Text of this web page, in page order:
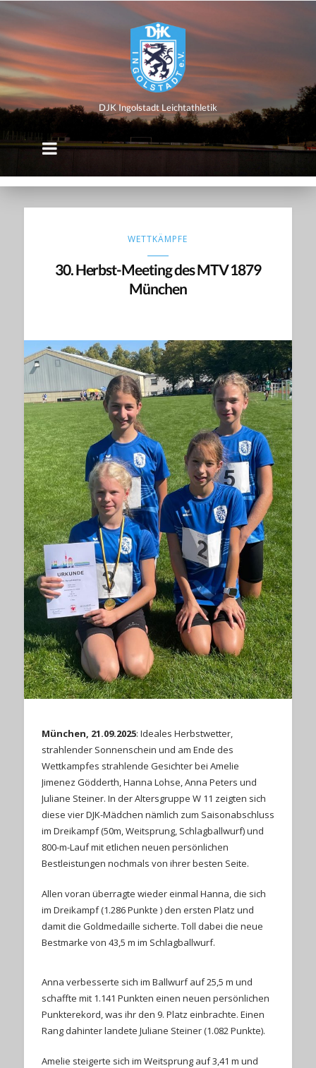
DJK
Ingolstadt
Leichtathletik
DJK Ingolstadt Leichtathletik
WETTKÄMPFE
30. Herbst-Meeting des MTV 1879
München
München, 21.09.2025: Ideales Herbstwetter,
strahlender Sonnenschein und am Ende des
Wettkampfes strahlende Gesichter bei Amelie
Jimenez Gödderth, Hanna Lohse, Anna Peters und
Juliane Steiner. In der Altersgruppe W 11 zeigten sich
diese vier DJK-Mädchen nämlich zum Saisonabschluss
im Dreikampf (50m, Weitsprung, Schlagballwurf) und
800-m-Lauf mit etlichen neuen persönlichen
Bestleistungen nochmals von ihrer besten Seite.
Allen voran überragte wieder einmal Hanna, die sich
im Dreikampf (1.286 Punkte ) den ersten Platz und
damit die Goldmedaille sicherte. Toll dabei die neue
Bestmarke von 43,5 m im Schlagballwurf.
Anna verbesserte sich im Ballwurf auf 25,5 m und
schaffte mit 1.141 Punkten einen neuen persönlichen
Punkterekord, was ihr den 9. Platz einbrachte. Einen
Rang dahinter landete Juliane Steiner (1.082 Punkte).
Amelie steigerte sich im Weitsprung auf 3,41 m und